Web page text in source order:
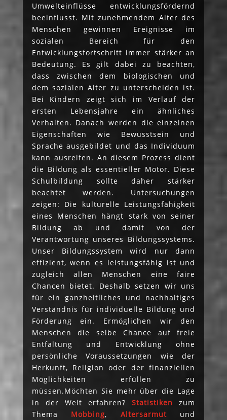
Umwelteinflüsse entwicklungsfördernd
beeinflusst. Mit zunehmendem Alter des
Menschen gewinnen Ereignisse im
sozialen Bereich für den
Entwicklungsfortschritt immer stärker an
Bedeutung. Es gilt dabei zu beachten,
dass zwischen dem biologischen und
dem sozialen Alter zu unterscheiden ist.
Bei Kindern zeigt sich im Verlauf der
ersten Lebensjahre ein ähnliches
Verhalten. Danach werden die einzelnen
Eigenschaften wie Bewusstsein und
Sprache ausgebildet und das Individuum
kann ausreifen. An diesem Prozess dient
die Bildung als essentieller Motor. Diese
Schulbildung sollte daher stärker
beachtet werden. Untersuchungen
zeigen: Die kulturelle Leistungsfähigkeit
eines Menschen hängt stark von seiner
Bildung ab und damit von der
Verantwortung unseres Bildungssystems.
Unser Bildungssystem wird nur dann
effizient, wenn es leistungsfähig ist und
zugleich allen Menschen eine faire
Chancen bietet. Deshalb setzen wir uns
für ein ganzheitliches und nachhaltiges
Verständnis für individuelle Bildung und
Förderung ein. Ermöglichen wir den
Menschen die selbe Chance auf freie
Entfaltung und Entwicklung ohne
persönliche Voraussetzungen wie der
Herkunft, Religion oder der finanziellen
Möglichkeiten erfüllen zu
müssen.Möchten Sie mehr über die Lage
in der Welt erfahren?Statistiken
zum
Thema Mobbing, Altersarmut und